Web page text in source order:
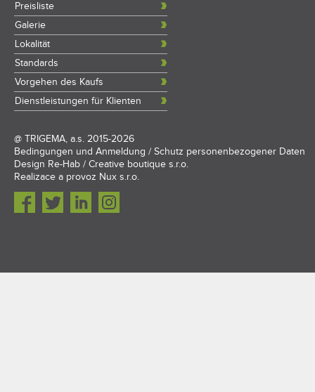
Preisliste
Galerie
Lokalität
Standards
Vorgehen des Kaufs
Dienstleistungen für Klienten
@ TRIGEMA, a.s. 2015-2026
Bedingungen und Anmeldung / Schutz personenbezogener Daten
Design Re-Hab / Creative boutique s.r.o.
Realizace a provoz Nux s.r.o.